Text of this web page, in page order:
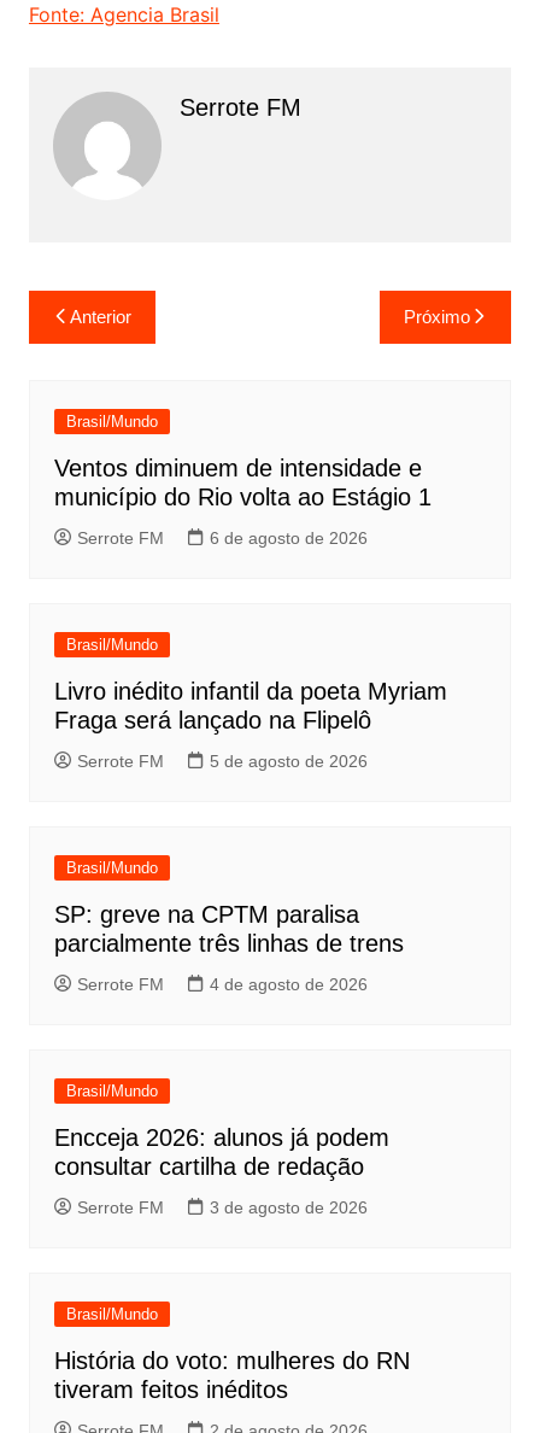
Fonte: Agencia Brasil
Serrote FM
Navegação
de
Anterior Próximo
Brasil/Mundo
Ventos diminuem de intensidade e
município do Rio volta ao Estágio 1
Serrote FM 6 de agosto de 2026
Brasil/Mundo
Livro inédito infantil da poeta Myriam
Fraga será lançado na Flipelô
Serrote FM 5 de agosto de 2026
Brasil/Mundo
SP: greve na CPTM paralisa
parcialmente três linhas de trens
Serrote FM 4 de agosto de 2026
Brasil/Mundo
Encceja 2026: alunos já podem
consultar cartilha de redação
Serrote FM 3 de agosto de 2026
Brasil/Mundo
História do voto: mulheres do RN
tiveram feitos inéditos